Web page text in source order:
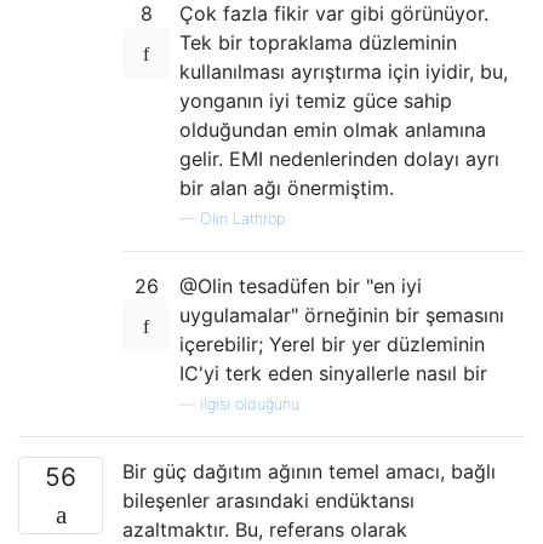
8
Çok fazla fikir var gibi görünüyor.
Tek bir topraklama düzleminin
kullanılması ayrıştırma için iyidir, bu,
yonganın iyi temiz güce sahip
olduğundan emin olmak anlamına
gelir. EMI nedenlerinden dolayı ayrı
bir alan ağı önermiştim.
— Olin Lathrop
26
@Olin tesadüfen bir "en iyi
uygulamalar" örneğinin bir şemasını
içerebilir; Yerel bir yer düzleminin
IC'yi terk eden sinyallerle nasıl bir
ilgisi olduğunu
56
Bir güç dağıtım ağının temel amacı, bağlı
bileşenler arasındaki endüktansı
azaltmaktır. Bu, referans olarak